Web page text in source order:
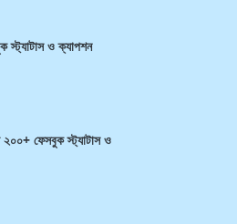
স্ট্যাটাস ও ক্যাপশন
২০০+ ফেসবুক স্ট্যাটাস ও